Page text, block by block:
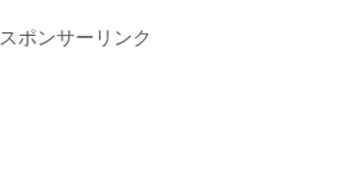
スポンサーリンク